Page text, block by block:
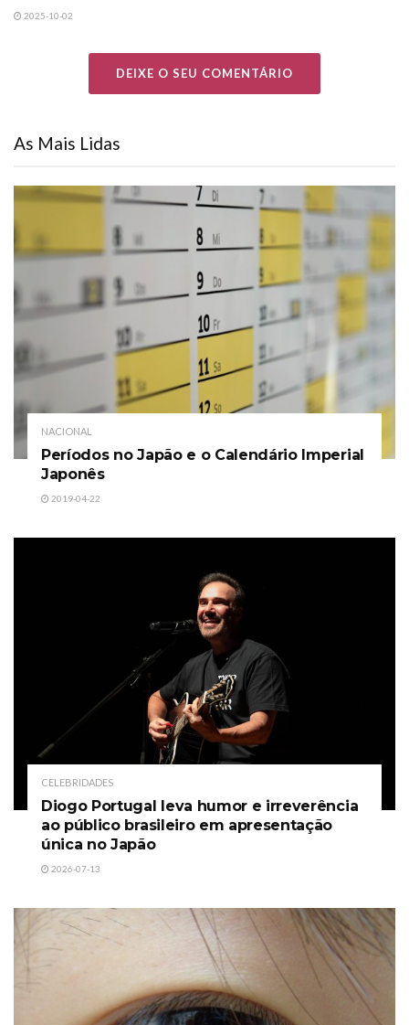
2025-10-02
DEIXE O SEU COMENTÁRIO
As Mais Lidas
NACIONAL
Períodos no Japão e o Calendário Imperial
Japonês
2019-04-22
CELEBRIDADES
Diogo Portugal leva humor e irreverência
ao público brasileiro em apresentação
única no Japão
2026-07-13